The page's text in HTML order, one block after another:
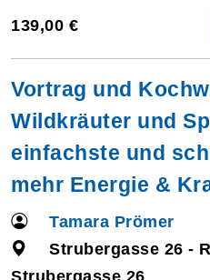
139,00 €
Vortrag und
Wildkräuter und
einfachste und
mehr Energie &
Tamara Prömer
Strubergasse 26 -
Strubergasse 26